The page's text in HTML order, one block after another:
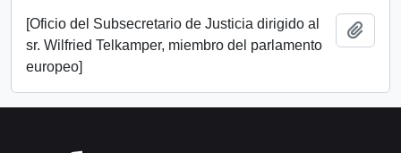
[Oficio del Subsecretario de Justicia dirigido al
sr. Wilfried Telkamper, miembro del parlamento
europeo]